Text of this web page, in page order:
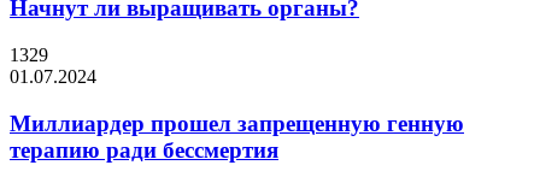
Начнут ли выращивать органы?
1329
01.07.2024
Миллиардер прошел запрещенную генную
терапию ради бессмертия